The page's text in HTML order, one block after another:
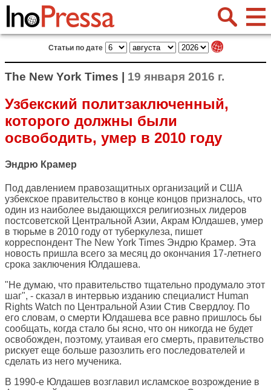
Статьи по дате
The New York Times | 19 января 2016 г.
Узбекский политзаключенный,
которого должны были
освободить, умер в 2010 году
Эндрю Крамер
Под давлением правозащитных организаций и США
узбекское правительство в конце концов призналось, что
один из наиболее выдающихся религиозных лидеров
постсоветской Центральной Азии, Акрам Юлдашев, умер
в тюрьме в 2010 году от туберкулеза, пишет
корреспондент The New York Times Эндрю Крамер. Эта
новость пришла всего за месяц до окончания 17-летнего
срока заключения Юлдашева.
"Не думаю, что правительство тщательно продумало этот
шаг", - сказал в интервью изданию специалист Human
Rights Watch по Центральной Азии Стив Свердлоу. По
его словам, о смерти Юлдашева все равно пришлось бы
сообщать, когда стало бы ясно, что он никогда не будет
освобожден, поэтому, утаивая его смерть, правительство
рискует еще больше разозлить его последователей и
сделать из него мученика.
В 1990-е Юлдашев возглавил исламское возрождение в